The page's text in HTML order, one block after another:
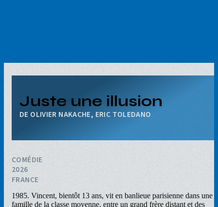
Juste une illusion
OLIVIER NAKACHE, ERIC TOLEDANO
COMÉDIE
2026
FRANCE
1985. Vincent, bientôt 13 ans, vit en banlieue parisienne dans une
famille de la classe moyenne, entre un grand frère distant et des